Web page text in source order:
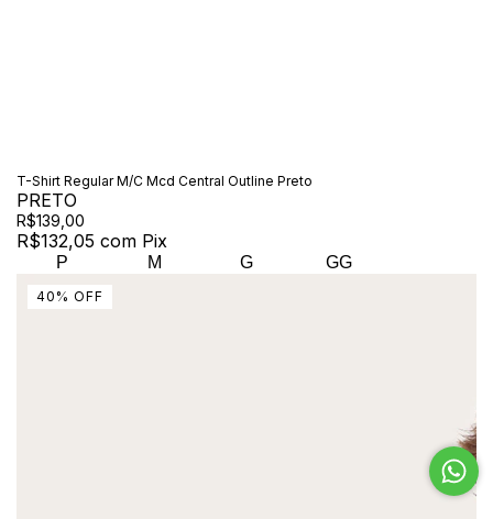
T-Shirt Regular M/C Mcd Central Outline Preto
PRETO
R$139,00
R$132,05 com Pix
P M G GG
40 % OFF